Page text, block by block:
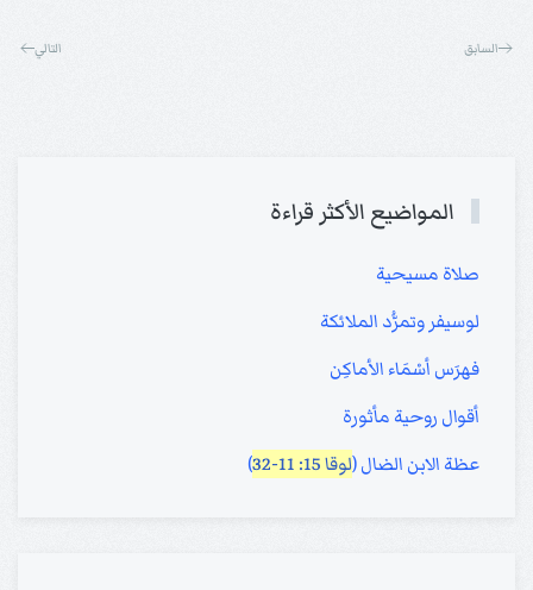
السابق التالي
المواضيع الأكثر قراءة
صلاة مسيحية
لوسيفر وتمرُّد الملائكة
فهرَس أسْمَاء الأماكِن
أقوال روحية مأثورة
عظة الابن الضال (لوقا 15: 11-32 )